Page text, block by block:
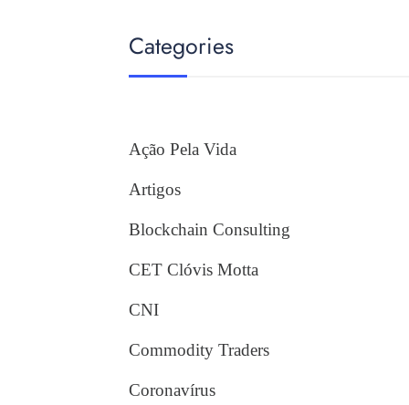
Categories
Ação Pela Vida
Artigos
Blockchain Consulting
CET Clóvis Motta
CNI
Commodity Traders
Coronavírus